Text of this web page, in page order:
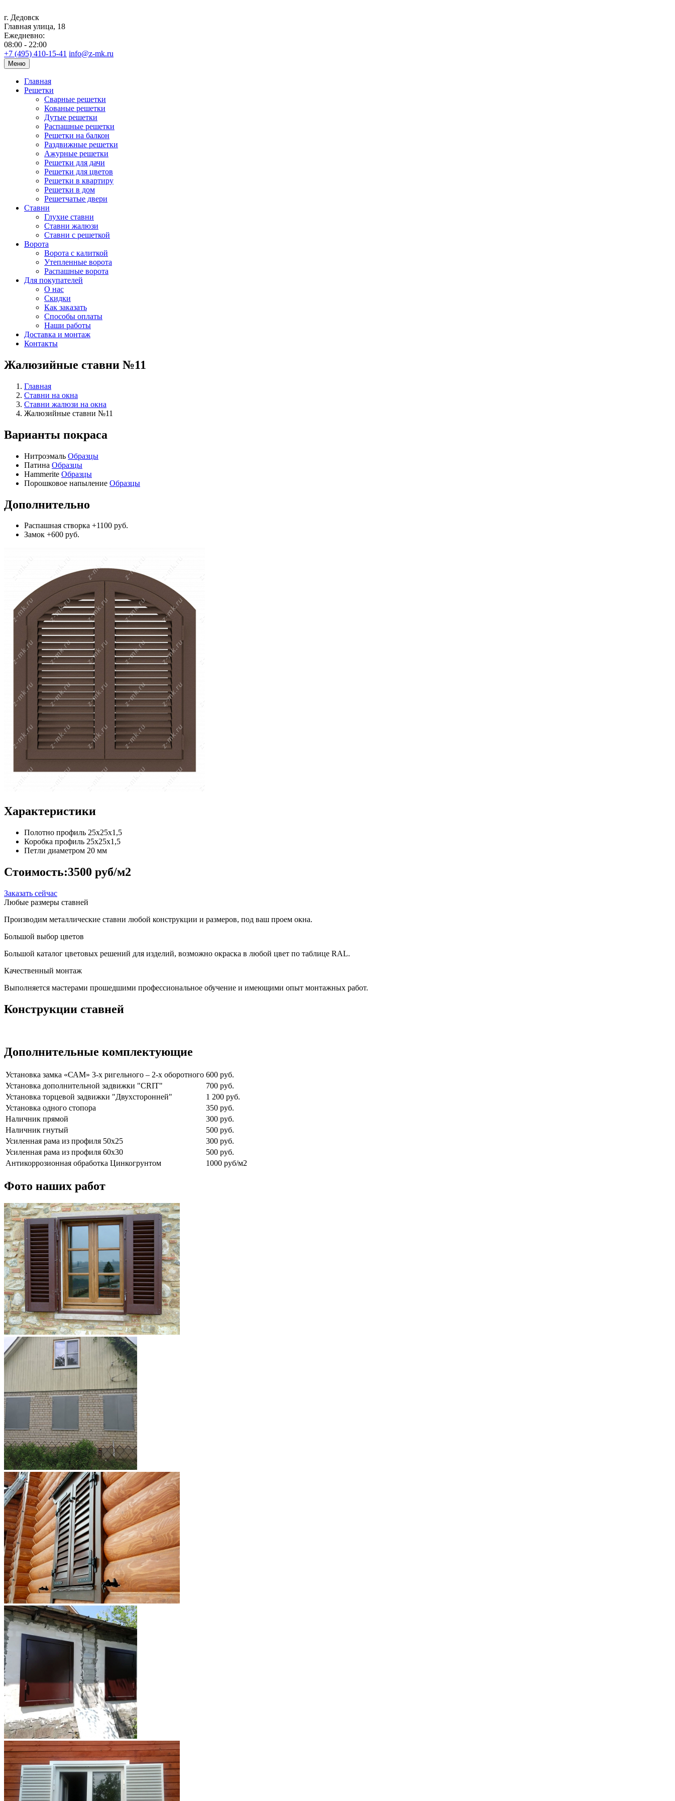
г. Дедовск
Главная улица, 18
Ежедневно:
08:00 - 22:00
+7 (495) 410-15-41 info@z-mk.ru
Меню
Главная
Решетки
Сварные решетки
Кованые решетки
Дутые решетки
Распашные решетки
Решетки на балкон
Раздвижные решетки
Ажурные решетки
Решетки для дачи
Решетки для цветов
Решетки в квартиру
Решетки в дом
Решетчатые двери
Ставни
Глухие ставни
Ставни жалюзи
Ставни с решеткой
Ворота
Ворота с калиткой
Утепленные ворота
Распашные ворота
Для покупателей
О нас
Скидки
Как заказать
Способы оплаты
Наши работы
Доставка и монтаж
Контакты
Жалюзийные ставни №11
Главная
Ставни на окна
Ставни жалюзи на окна
Жалюзийные ставни №11
Варианты покраса
Нитроэмаль Образцы
Патина Образцы
Hammerite Образцы
Порошковое напыление Образцы
Дополнительно
Распашная створка +1100 руб.
Замок +600 руб.
Характеристики
Полотно профиль 25х25х1,5
Коробка профиль 25х25х1,5
Петли диаметром 20 мм
Стоимость:3500 руб/м2
Заказать сейчас
Любые размеры ставней
Производим металлические ставни любой конструкции и размеров, под ваш проем окна.
Большой выбор цветов
Большой каталог цветовых решений для изделий, возможно окраска в любой цвет по таблице RAL.
Качественный монтаж
Выполняется мастерами прошедшими профессиональное обучение и имеющими опыт монтажных работ.
Конструкции ставней
Дополнительные комплектующие
Установка замка «САМ» 3-х ригельного – 2-х оборотного 600 руб.
Установка дополнительной задвижки "CRIT"
700 руб.
Установка торцевой задвижки "Двухсторонней"
1 200 руб.
Установка одного стопора
350 руб.
Наличник прямой
300 руб.
Наличник гнутый
500 руб.
Усиленная рама из профиля 50х25
300 руб.
Усиленная рама из профиля 60х30
500 руб.
Антикоррозионная обработка Цинкогрунтом
1000 руб/м2
Фото наших работ